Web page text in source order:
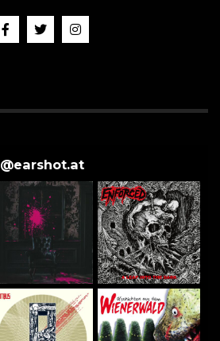
@earshot.at